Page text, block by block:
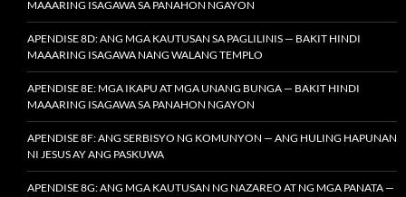
MAAARING ISAGAWA SA PANAHON NGAYON
APENDISE 8D: ANG MGA KAUTUSAN SA PAGLILINIS — BAKIT HINDI
MAAARING ISAGAWA NANG WALANG TEMPLO
APENDISE 8E: MGA IKAPU AT MGA UNANG BUNGA — BAKIT HINDI
MAAARING ISAGAWA SA PANAHON NGAYON
APENDISE 8F: ANG SERBISYO NG KOMUNYON — ANG HULING HAPUNAN
NI JESUS AY ANG PASKUWA
APENDISE 8G: ANG MGA KAUTUSAN NG NAZAREO AT NG MGA PANATA —